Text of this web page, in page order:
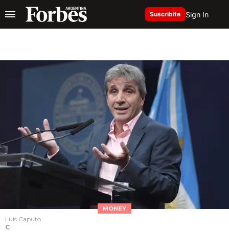
Suscribite Sign In
MONEY
Luis Caputo
C